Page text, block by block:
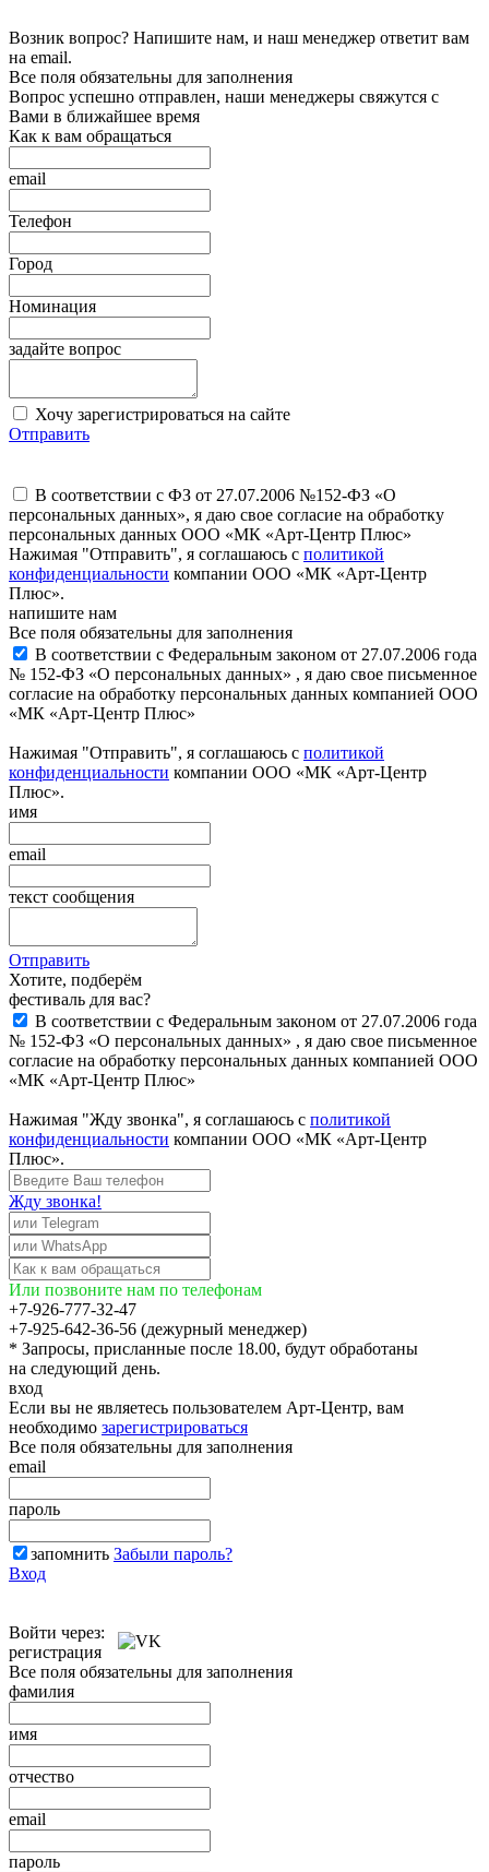
Возник вопрос? Напишите нам, и наш менеджер ответит вам
на email.
Все поля обязательны для заполнения
Вопрос успешно отправлен, наши менеджеры свяжутся с
Вами в ближайшее время
Как к вам обращаться
email
Телефон
Город
Номинация
задайте вопрос
Хочу зарегистрироваться на сайте
Отправить
В соответствии с ФЗ от 27.07.2006 №152-ФЗ «О
персональных данных», я даю свое согласие на обработку
персональных данных ООО «МК «Арт-Центр Плюс»
Нажимая "Отправить", я соглашаюсь с политикой
конфиденциальности компании ООО «МК «Арт-Центр
Плюс».
напишите нам
Все поля обязательны для заполнения
В соответствии с Федеральным законом от 27.07.2006 года
№ 152-ФЗ «О персональных данных» , я даю свое письменное
согласие на обработку персональных данных компанией ООО
«МК «Арт-Центр Плюс»
Нажимая "Отправить", я соглашаюсь с политикой
конфиденциальности компании ООО «МК «Арт-Центр
Плюс».
имя
email
текст сообщения
Отправить
Хотите, подберём
фестиваль для вас?
В соответствии с Федеральным законом от 27.07.2006 года
№ 152-ФЗ «О персональных данных» , я даю свое письменное
согласие на обработку персональных данных компанией ООО
«МК «Арт-Центр Плюс»
Нажимая "Жду звонка", я соглашаюсь с политикой
конфиденциальности компании ООО «МК «Арт-Центр
Плюс».
Жду звонка!
Или позвоните нам по телефонам
+7-926-777-32-47
+7-925-642-36-56 (дежурный менеджер)
* Запросы, присланные после 18.00, будут обработаны
на следующий день.
вход
Если вы не являетесь пользователем Арт-Центр, вам
необходимо зарегистрироваться
Все поля обязательны для заполнения
email
пароль
запомнить Забыли пароль?
Вход
Войти через:
регистрация
Все поля обязательны для заполнения
фамилия
имя
отчество
email
пароль